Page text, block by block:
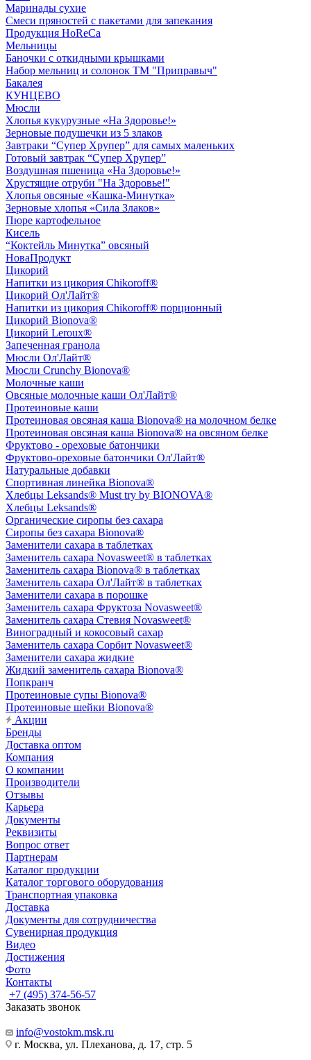
Маринады сухие
Смеси пряностей с пакетами для запекания
Продукция HoReCa
Мельницы
Баночки с откидными крышками
Набор мельниц и солонок ТМ "Приправыч"
Бакалея
КУНЦЕВО
Мюсли
Хлопья кукурузные «На Здоровье!»
Зерновые подушечки из 5 злаков
Завтраки “Супер Хрупер” для самых маленьких
Готовый завтрак “Супер Хрупер”
Воздушная пшеница «На Здоровье!»
Хрустящие отруби "На Здоровье!"
Хлопья овсяные «Кашка-Минутка»
Зерновые хлопья «Сила Злаков»
Пюре картофельное
Кисель
“Коктейль Минутка” овсяный
НоваПродукт
Цикорий
Напитки из цикория Chikoroff®
Цикорий Ол'Лайт®
Напитки из цикория Chikoroff® порционный
Цикорий Bionova®
Цикорий Leroux®
Запеченная гранола
Мюсли Ол'Лайт®
Мюсли Crunchy Bionova®
Молочные каши
Овсяные молочные каши Ол'Лайт®
Протеиновые каши
Протеиновая овсяная каша Bionova® на молочном белке
Протеиновая овсяная каша Bionova® на овсяном белке
Фруктово - ореховые батончики
Фруктово-ореховые батончики Ол'Лайт®
Натуральные добавки
Спортивная линейка Bionova®
Хлебцы Leksands® Must try by BIONOVA®
Хлебцы Leksands®
Органические сиропы без сахара
Сиропы без сахара Bionova®
Заменители сахара в таблетках
Заменитель сахара Novasweet® в таблетках
Заменитель сахара Bionova® в таблетках
Заменитель сахара Ол'Лайт® в таблетках
Заменители сахара в порошке
Заменитель сахара Фруктоза Novasweet®
Заменитель сахара Стевия Novasweet®
Виноградный и кокосовый сахар
Заменитель сахара Сорбит Novasweet®
Заменители сахара жидкие
Жидкий заменитель сахара Bionova®
Попкранч
Протеиновые супы Bionova®
Протеиновые шейки Bionova®
Акции
Бренды
Доставка оптом
Компания
О компании
Производители
Отзывы
Карьера
Документы
Реквизиты
Вопрос ответ
Партнерам
Каталог продукции
Каталог торгового оборудования
Транспортная упаковка
Доставка
Документы для сотрудничества
Сувенирная продукция
Видео
Достижения
Фото
Контакты
+7 (495) 374-56-57
Заказать звонок
info@vostokm.msk.ru
г. Москва, ул. Плеханова, д. 17, стр. 5